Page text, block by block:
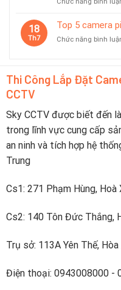
18
Th7
Top 5 camera
Chức năng bình
Thi Công Lắp Đặt
CCTV
Sky CCTV được biết đến
trong lĩnh vực cung cấp
an ninh và tích hợp hệ
Trung
Cs1: 271 Phạm Hùng, Hoà
Cs2: 140 Tôn Đức Thắng,
Trụ sở: 113A Yên Thế,
Điện thoại: 0943008000 -